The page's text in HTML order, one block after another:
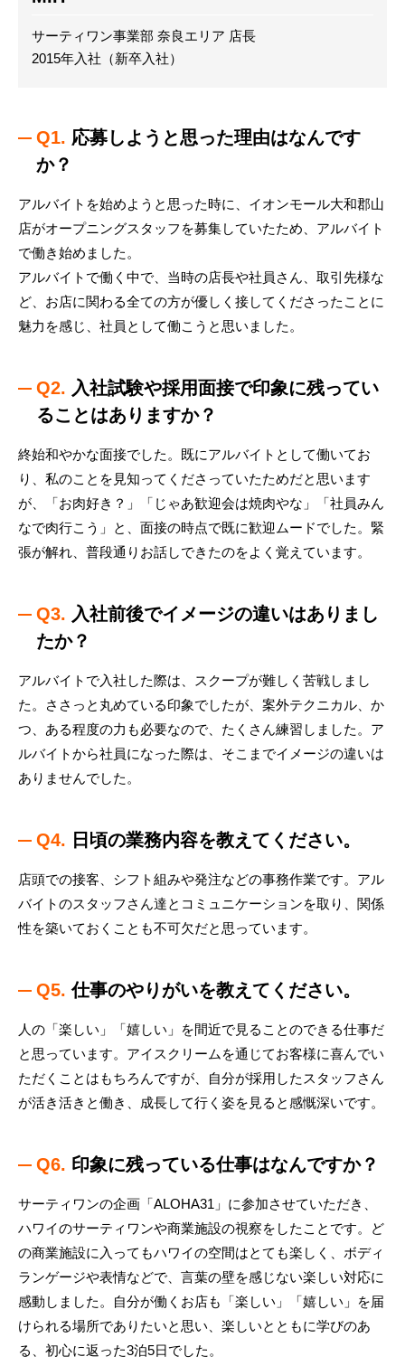
サーティワン事業部 奈良エリア 店長
2015年入社（新卒入社）
Q1. 応募しようと思った理由はなんです
か？
アルバイトを始めようと思った時に、イオンモール大和郡山
店がオープニングスタッフを募集していたため、アルバイト
で働き始めました。
アルバイトで働く中で、当時の店長や社員さん、取引先様な
ど、お店に関わる全ての方が優しく接してくださったことに
魅力を感じ、社員として働こうと思いました。
Q2. 入社試験や採用面接で印象に残ってい
ることはありますか？
終始和やかな面接でした。既にアルバイトとして働いてお
り、私のことを見知ってくださっていたためだと思います
が、「お肉好き？」「じゃあ歓迎会は焼肉やな」「社員みん
なで肉行こう」と、面接の時点で既に歓迎ムードでした。緊
張が解れ、普段通りお話しできたのをよく覚えています。
Q3. 入社前後でイメージの違いはありまし
たか？
アルバイトで入社した際は、スクープが難しく苦戦しまし
た。ささっと丸めている印象でしたが、案外テクニカル、か
つ、ある程度の力も必要なので、たくさん練習しました。ア
ルバイトから社員になった際は、そこまでイメージの違いは
ありませんでした。
Q4. 日頃の業務内容を教えてください。
店頭での接客、シフト組みや発注などの事務作業です。アル
バイトのスタッフさん達とコミュニケーションを取り、関係
性を築いておくことも不可欠だと思っています。
Q5.仕事のやりがいを教えてください。
人の「楽しい」「嬉しい」を間近で見ることのできる仕事だ
と思っています。アイスクリームを通じてお客様に喜んでい
ただくことはもちろんですが、自分が採用したスタッフさん
が活き活きと働き、成長して行く姿を見ると感慨深いです。
Q6. 印象に残っている仕事はなんですか？
サーティワンの企画「ALOHA31」に参加させていただき、
ハワイのサーティワンや商業施設の視察をしたことです。ど
の商業施設に入ってもハワイの空間はとても楽しく、ボディ
ランゲージや表情などで、言葉の壁を感じない楽しい対応に
感動しました。自分が働くお店も「楽しい」「嬉しい」を届
けられる場所でありたいと思い、楽しいとともに学びのあ
る、初心に返った3泊5日でした。